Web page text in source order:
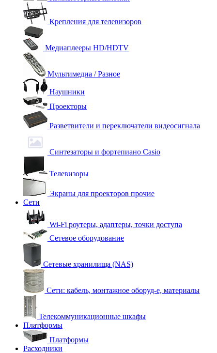
Крепления для телевизоров
Медиаплееры HD/HDTV
Мультимедиа / Разное
Наушники
Проекторы
Разветвители и переключатели видеосигнала
Синтезаторы и фортепиано Casio
Телевизоры
Экраны для проекторов прочие
Сети
Wi-Fi роутеры, адаптеры, точки доступа
Сетевое оборудование
Сетевые хранилища (NAS)
Сети: кабель, монтажное оборуд-е, материалы
Телекоммуникационные шкафы
Платформы
Платформы
Расходники